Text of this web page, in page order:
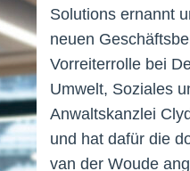
Solutions ernannt
neuen
Vorreiterrolle bei
Umwelt, Soziales
Anwaltskanzlei
und hat dafür die
van der Woude